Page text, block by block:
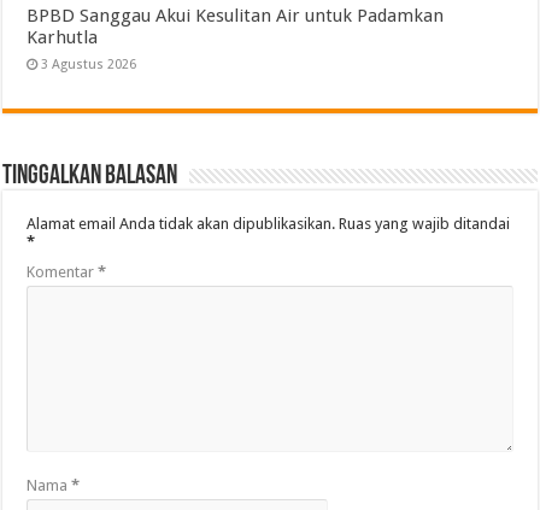
BPBD Sanggau Akui Kesulitan Air untuk Padamkan
Karhutla
3 Agustus 2026
Tinggalkan Balasan
Alamat email Anda tidak akan dipublikasikan. Ruas yang wajib ditandai
*
Komentar*
Nama*